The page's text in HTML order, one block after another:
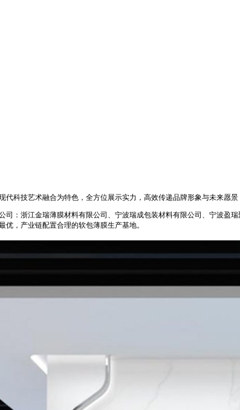
科技艺术融合为特色，全方位展示实力，高效传递品牌形象与未来愿景
：浙江金瑞薄膜材料有限公司、宁波瑞成包装材料有限公司、宁波盈
，产业链配置合理的软包薄膜生产基地。